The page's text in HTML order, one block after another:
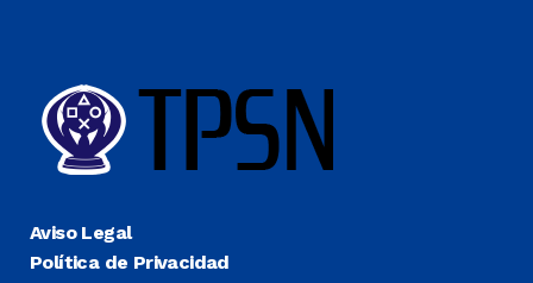
Aviso Legal
Política de Privacidad